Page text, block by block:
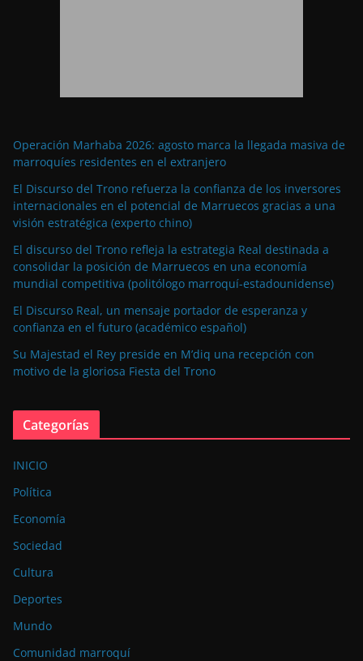
Operación Marhaba 2026: agosto marca la llegada masiva de
marroquíes residentes en el extranjero
El Discurso del Trono refuerza la confianza de los inversores
internacionales en el potencial de Marruecos gracias a una
visión estratégica (experto chino)
El discurso del Trono refleja la estrategia Real destinada a
consolidar la posición de Marruecos en una economía
mundial competitiva (politólogo marroquí-estadounidense)
El Discurso Real, un mensaje portador de esperanza y
confianza en el futuro (académico español)
Su Majestad el Rey preside en M’diq una recepción con
motivo de la gloriosa Fiesta del Trono
Categorías
INICIO
Política
Economía
Sociedad
Cultura
Deportes
Mundo
Comunidad marroquí